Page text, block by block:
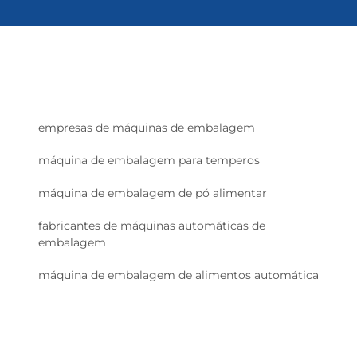
empresas de máquinas de embalagem
máquina de embalagem para temperos
máquina de embalagem de pó alimentar
fabricantes de máquinas automáticas de
embalagem
máquina de embalagem de alimentos automática